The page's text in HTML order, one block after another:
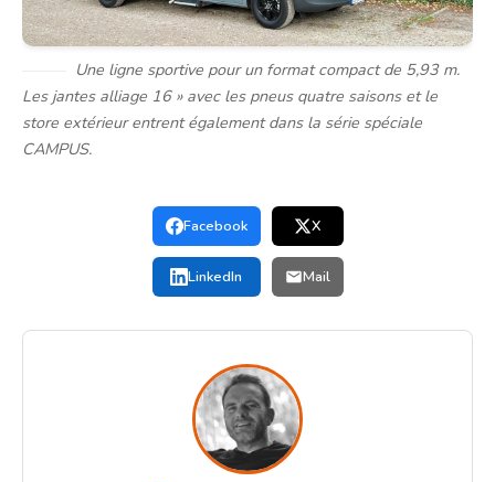
Une ligne sportive pour un format compact de 5,93 m.
Les jantes alliage 16 » avec les pneus quatre saisons et le
store extérieur entrent également dans la série spéciale
CAMPUS.
Facebook X
LinkedIn Mail